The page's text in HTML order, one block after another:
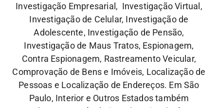
Investigação Empresarial, Investigação Virtual,
Investigação de Celular, Investigação de
Adolescente, Investigação de Pensão,
Investigação de Maus Tratos, Espionagem,
Contra Espionagem, Rastreamento Veicular,
Comprovação de Bens e Imóveis, Localização de
Pessoas e Localização de Endereços. Em São
Paulo, Interior e Outros Estados também